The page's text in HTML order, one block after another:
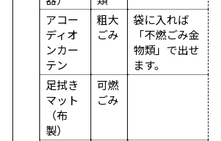
アコー
ディオ
ンカー
テン
粗大
ごみ
袋に入れば
「不燃ごみ金
物類」で出せ
ます。
足拭き
マット
（布
製）
可燃
ごみ